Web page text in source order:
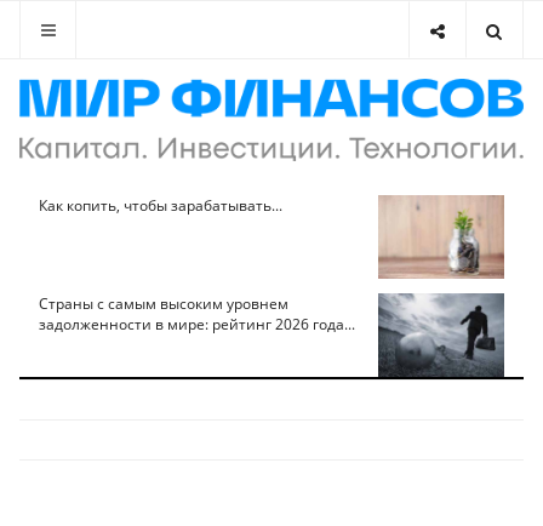
Как копить, чтобы зарабатывать...
Страны с самым высоким уровнем
задолженности в мире: рейтинг 2026 года...